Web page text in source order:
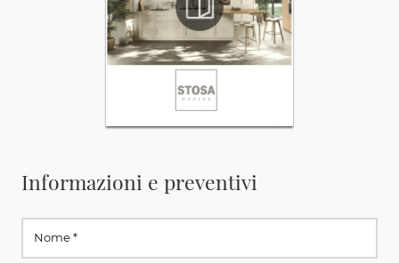
Informazioni e preventivi